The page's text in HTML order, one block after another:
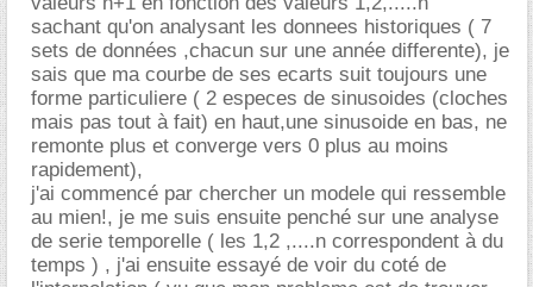
sachant qu'on analysant les donnees historiques ( 7
sets de données ,chacun sur une année differente), je
sais que ma courbe de ses ecarts suit toujours une
forme particuliere ( 2 especes de sinusoides (cloches
mais pas tout à fait) en haut,une sinusoide en bas, ne
remonte plus et converge vers 0 plus au moins
rapidement),
j'ai commencé par chercher un modele qui ressemble
au mien!, je me suis ensuite penché sur une analyse
de serie temporelle ( les 1,2 ,....n correspondent à du
temps ) , j'ai ensuite essayé de voir du coté de